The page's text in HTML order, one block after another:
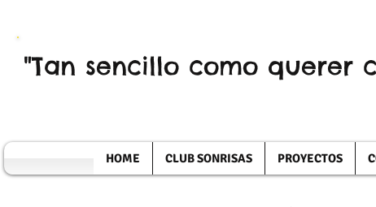
"Tan sencillo como querer
HOME CLUB SONRISAS PROYECTOS